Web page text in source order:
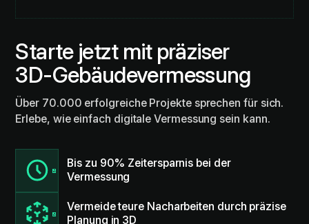
Starte jetzt mit präziser
3D-Gebäudevermessung
Über 70.000 erfolgreiche Projekte sprechen für sich.
Erlebe, wie einfach digitale Vermessung sein kann.
Bis zu 90% Zeitersparnis bei der
Vermessung
Vermeide teure Nacharbeiten durch präzise
Planung in 3D